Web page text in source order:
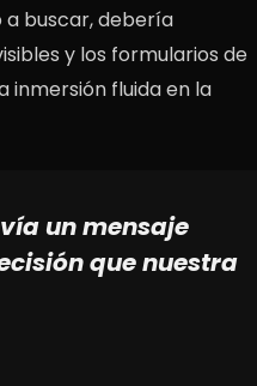
a buscar, debería
y los formularios de
inmersión fluida en la
un mensaje
que nuestra